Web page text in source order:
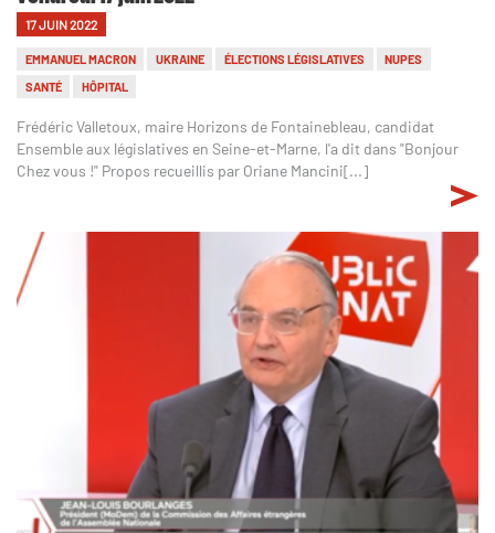
17 JUIN 2022
EMMANUEL MACRON UKRAINE ÉLECTIONS LÉGISLATIVES
NUPES
SANTÉ
HÔPITAL
Frédéric Valletoux, maire Horizons de Fontainebleau, candidat
Ensemble aux législatives en Seine-et-Marne, l'a dit dans "Bonjour
Chez vous !" Propos recueillis par Oriane Mancini[...]